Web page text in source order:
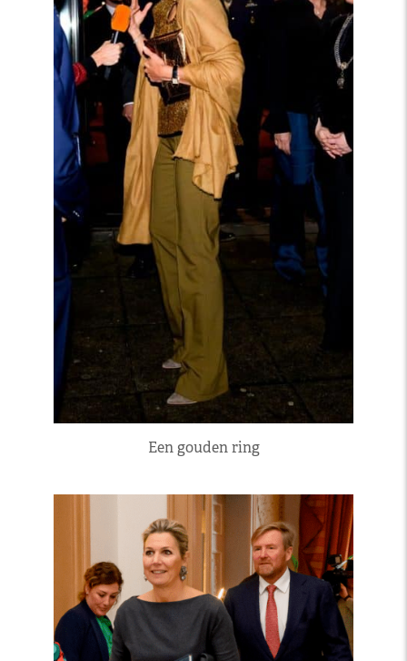
Een gouden ring